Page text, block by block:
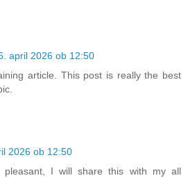
april 2026 ob 12:50
article. This post is really the best
2026 ob 12:50
pleasant, I will share this with my all